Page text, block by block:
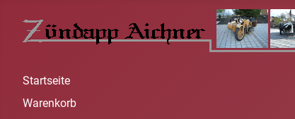
Startseite
Warenkorb